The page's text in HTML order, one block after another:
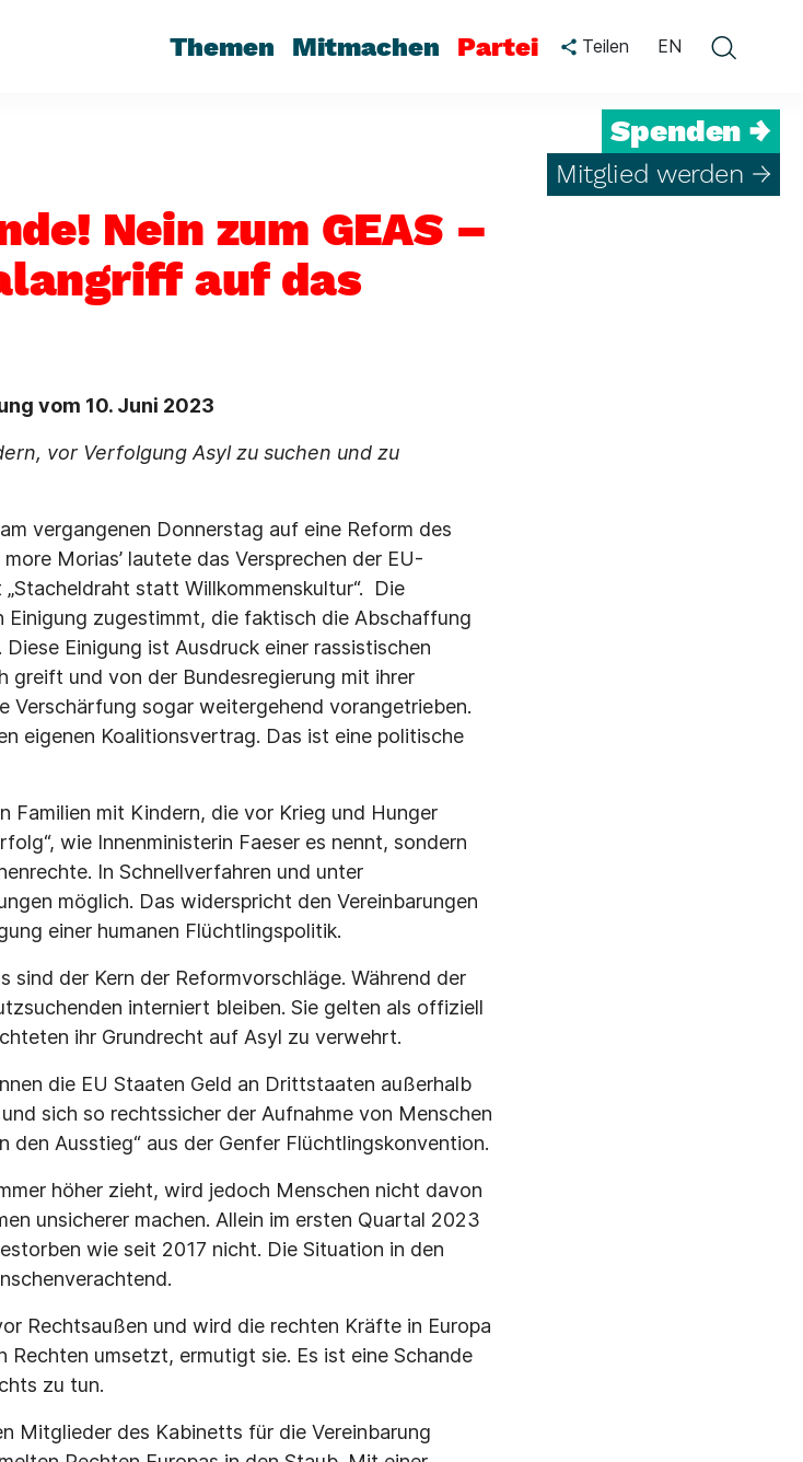
Themen Mitmachen Partei Teilen EN
Spenden →
Mitglied werden →
Nein zum GEAS –
auf das
vom 10. Juni 2023
vor Verfolgung Asyl zu suchen und zu
vergangenen Donnerstag auf eine Reform des
Morias’ lautete das Versprechen der EU-
statt Willkommenskultur“. Die
Einigung zugestimmt, die faktisch die Abschaffung
Einigung ist Ausdruck einer rassistischen
greift und von der Bundesregierung mit ihrer
Verschärfung sogar weitergehend vorangetrieben.
eigenen Koalitionsvertrag. Das ist eine politische
Familien mit Kindern, die vor Krieg und Hunger
wie Innenministerin Faeser es nennt, sondern
In Schnellverfahren und unter
möglich. Das widerspricht den Vereinbarungen
einer humanen Flüchtlingspolitik.
sind der Kern der Reformvorschläge. Während der
interniert bleiben. Sie gelten als offiziell
ihr Grundrecht auf Asyl zu verwehrt.
die EU Staaten Geld an Drittstaaten außerhalb
sich so rechtssicher der Aufnahme von Menschen
den Ausstieg“ aus der Genfer Flüchtlingskonvention.
höher zieht, wird jedoch Menschen nicht davon
unsicherer machen. Allein im ersten Quartal 2023
wie seit 2017 nicht. Die Situation in den
Rechtsaußen und wird die rechten Kräfte in Europa
Rechten umsetzt, ermutigt sie. Es ist eine Schande
zu tun.
Mitglieder des Kabinetts für die Vereinbarung